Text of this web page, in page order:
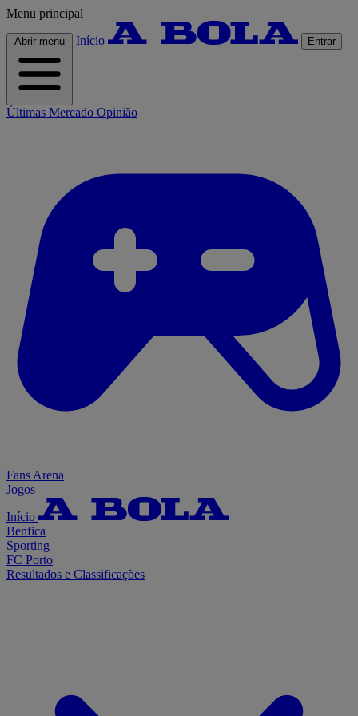
Menu principal
Abrir menu Início Entrar
Últimas Mercado Opinião
Fans Arena
Jogos
Início
Benfica
Sporting
FC Porto
Resultados e Classificações